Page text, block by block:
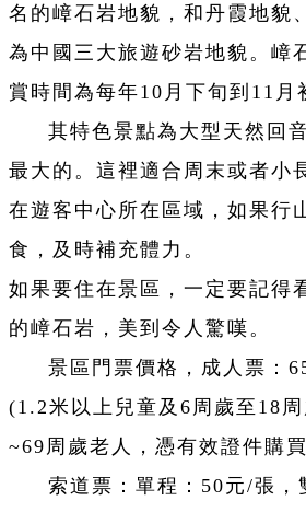
名的嶂石岩地貌，和丹霞地貌
為中國三大旅遊砂岩地貌。嶂
賞時間為每年10月下旬到11月
其特色景點為大型天然回
最大的。這裡適合周末或者小
在遊客中心所在區域，如果行
食，及時補充體力。
如果要住在景區，一定要記得
的嶂石岩，美到令人驚嘆。
景區門票價格，成人票：
(1.2米以上兒童及6周歲至18
~69周歲老人，憑有效證件購
索道票：單程：50元/張，